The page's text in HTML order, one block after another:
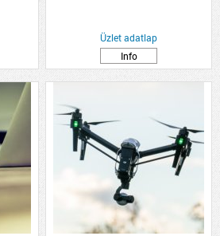
Üzlet adatlap
Info